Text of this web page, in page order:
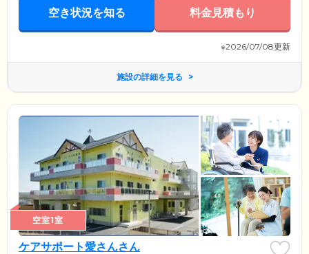
空き状況を知る 料金見積もり
※2026/07/08更新
施設の詳細を見る
空室1室
ケアサポート愛さんさん